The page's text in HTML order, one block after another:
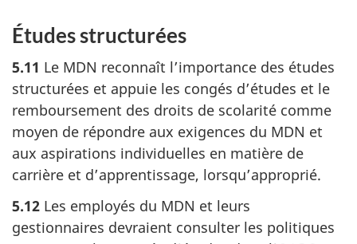
Études structurées
5.11 Le MDN reconnaît l’importance des études
structurées et appuie les congés d’études et le
remboursement des droits de scolarité comme
moyen de répondre aux exigences du MDN et
aux aspirations individuelles en matière de
carrière et d’apprentissage, lorsqu’approprié.
5.12 Les employés du MDN et leurs
gestionnaires devraient consulter les politiques